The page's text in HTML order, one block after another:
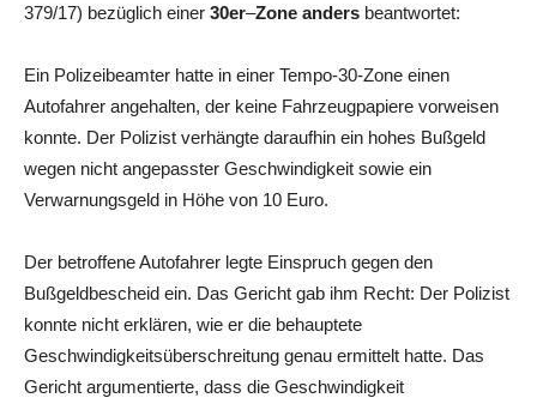
379/17) bezüglich einer 30er–Zone anders beantwortet:
Ein Polizeibeamter hatte in einer Tempo-30-Zone einen
Autofahrer angehalten, der keine Fahrzeugpapiere vorweisen
konnte. Der Polizist verhängte daraufhin ein hohes Bußgeld
wegen nicht angepasster Geschwindigkeit sowie ein
Verwarnungsgeld in Höhe von 10 Euro.
Der betroffene Autofahrer legte Einspruch gegen den
Bußgeldbescheid ein. Das Gericht gab ihm Recht: Der Polizist
konnte nicht erklären, wie er die behauptete
Geschwindigkeitsüberschreitung genau ermittelt hatte. Das
Gericht argumentierte, dass die Geschwindigkeit